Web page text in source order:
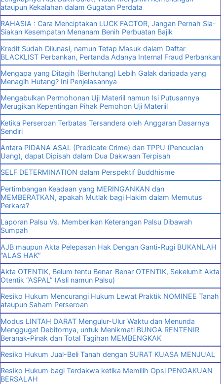
ataupun Kekalahan dalam Gugatan Perdata
RAHASIA : Cara Menciptakan LUCK FACTOR, Jangan Pernah Sia-
Siakan Kesempatan Menanam Benih Perbuatan Bajik
Kredit Sudah Dilunasi, namun Tetap Masuk dalam Daftar
BLACKLIST Perbankan, Pertanda Adanya Internal Fraud Perbankan
Mengapa yang Ditagih (Berhutang) Lebih Galak daripada yang
Menagih Hutang? Ini Penjelasannya
Mengabulkan Permohonan Uji Materiil namun Isi Putusannya
Merugikan Kepentingan Pihak Pemohon Uji Materiil
Ketika Perseroan Terbatas Tersandera oleh Anggaran Dasarnya
Sendiri
Antara PIDANA ASAL (Predicate Crime) dan TPPU (Pencucian
Uang), dapat Dipisah dalam Dua Dakwaan Terpisah
SELF DETERMINATION dalam Perspektif Buddhisme
Pertimbangan Keadaan yang MERINGANKAN dan
MEMBERATKAN, apakah Mutlak bagi Hakim dalam Memutus
Perkara?
Laporan Palsu Vs. Memberikan Keterangan Palsu Dibawah
Sumpah
AJB maupun Akta Pelepasan Hak Dengan Ganti-Rugi BUKANLAH
“ALAS HAK”
Akta OTENTIK, Belum tentu Benar-Benar OTENTIK, Sekelumit Akta
Otentik “ASPAL” (Asli namun Palsu)
Resiko Hukum Mencurangi Hukum Lewat Praktik NOMINEE Tanah
ataupun Saham Perseroan
Modus LINTAH DARAT Mengulur-Ulur Waktu dan Menunda
Menggugat Debitornya, untuk Menikmati BUNGA RENTENIR
Beranak-Pinak dan Total Tagihan MEMBENGKAK
Resiko Hukum Jual-Beli Tanah dengan SURAT KUASA MENJUAL
Resiko Hukum bagi Terdakwa ketika Memilih Opsi PENGAKUAN
BERSALAH